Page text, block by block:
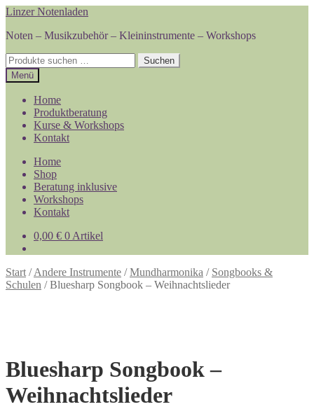
Zur
springen
Zum
springen
Linzer Notenladen
Noten – Musikzubehör – Kleininstrumente – Workshops
Suchen
nach:
Suchen
Menü
Home
Produktberatung
Kurse & Workshops
Kontakt
Home
Shop
Beratung inklusive
Workshops
Kontakt
0,00 € 0 Artikel
Start /Andere Instrumente /Mundharmonika / Songbooks &
Schulen /Bluesharp Songbook – Weihnachtslieder
Bluesharp Songbook –
Weihnachtslieder